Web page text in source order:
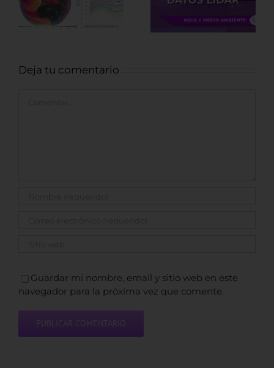
datos LiDAR
Arqueológicos
Deja tu comentario
Guardar mi nombre, email y sitio web en este
navegador para la próxima vez que comente.